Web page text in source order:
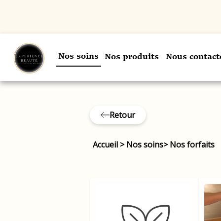
Nos soins Nos produits Nous
Retour
Accueil >Nos soins>Nos forfaits